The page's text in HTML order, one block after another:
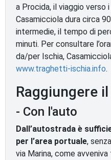
a Procida, il viaggio verso
Casamicciola dura circa
intermedie, il tempo di
minuti. Per consultare
da/per Ischia,
www.traghetti-ischia.info.
Raggiungere
- Con l'auto
Dall’autostrada è
per l’area portuale,
via Marina, come